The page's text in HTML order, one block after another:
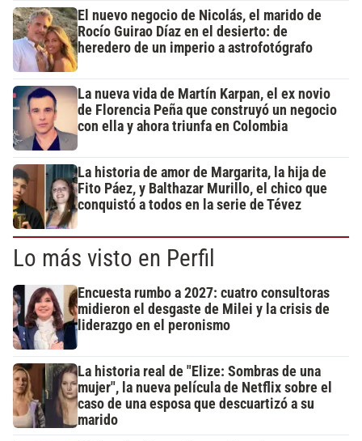
El nuevo negocio de Nicolás, el marido de
Rocío Guirao Díaz en el desierto: de
heredero de un imperio a astrofotógrafo
La nueva vida de Martín Karpan, el ex novio
de Florencia Peña que construyó un negocio
con ella y ahora triunfa en Colombia
La historia de amor de Margarita, la hija de
Fito Páez, y Balthazar Murillo, el chico que
conquistó a todos en la serie de Tévez
Lo más visto en Perfil
Encuesta rumbo a 2027: cuatro consultoras
midieron el desgaste de Milei y la crisis de
liderazgo en el peronismo
La historia real de "Elize: Sombras de una
mujer", la nueva película de Netflix sobre el
caso de una esposa que descuartizó a su
marido